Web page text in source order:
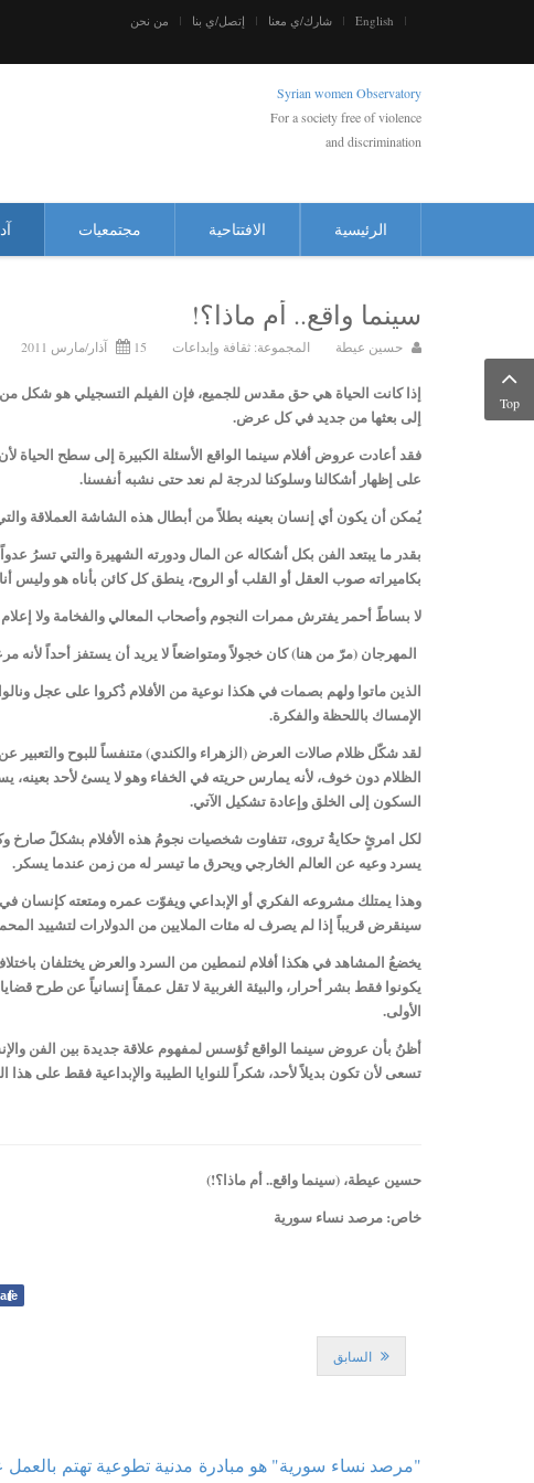
English شارك/ي معنا إتصل/ي بنا من نحن
Syrian women Observatory
For a society free of violence
and discrimination
الرئيسية الافتتاحية مجتمعيات
سينما واقع.. أم ماذا؟!
حسين عيطة المجموعة: ثقافة وإبداعات 15 آذار/مارس 2011
إذا كانت الحياة هي حق مقدس للجميع، فإن الفيلم التسجيلي هو شكل
إلى بعثها من جديد في كل عرض.
فقد أعادت عروض أفلام سينما الواقع الأسئلة الكبيرة إلى سطح الحياة
على إظهار أشكالنا وسلوكنا لدرجة لم نعد حتى نشبه أنفسنا.
يُمكن أن يكون أي إنسان بعينه بطلاً من أبطال هذه الشاشة العملاقة
بقدر ما يبتعد الفن بكل أشكاله عن المال ودورته الشهيرة والتي تسرُ
بكاميراته صوب العقل أو القلب أو الروح، ينطق كل كائن بأناه هو وليس
لا بساطً أحمر يفترش ممرات النجوم وأصحاب المعالي والفخامة ولا
المهرجان (مرّ من هنا) كان خجولاً ومتواضعاً لا يريد أن يستفز أحداً لأنه
الذين ماتوا ولهم بصمات في هكذا نوعية من الأفلام ذُكروا على عجل ونالوا
الإمساك باللحظة والفكرة.
لقد شكّل ظلام صالات العرض (الزهراء والكندي) متنفساً للبوح
الظلام دون خوف، لأنه يمارس حريته في الخفاء وهو لا يسئ لأحد
السكون إلى الخلق وإعادة تشكيل الآتي.
لكل امرئٍ حكايةُ تروى، تتفاوت شخصيات نجومُ هذه الأفلام بشكلً صارخ
يسرد وعيه عن العالم الخارجي ويحرق ما تيسر له من زمن عندما يسكر.
وهذا يمتلك مشروعه الفكري أو الإبداعي ويفوّت عمره ومتعته
سينقرض قريباً إذا لم يصرف له مئات الملايين من الدولارات لتشييد
يخضعُ المشاهد في هكذا أفلام لنمطين من السرد والعرض يختلفان باختلاف
يكونوا فقط بشر أحرار، والبيئة الغربية لا تقل عمقاً إنسانياً عن طرح
الأولى.
أظنُ بأن عروض سينما الواقع تُؤسس لمفهوم علاقة جديدة بين الفن
تسعى لأن تكون بديلاً لأحد، شكراً للنوايا الطيبة والإبداعية فقط على هذا
حسين عيطة، (سينما واقع.. أم ماذا؟!)
خاص: مرصد نساء سورية
f
السابق
"مرصد نساء سورية" هو مبادرة مدنية تطوعية تهتم
Top